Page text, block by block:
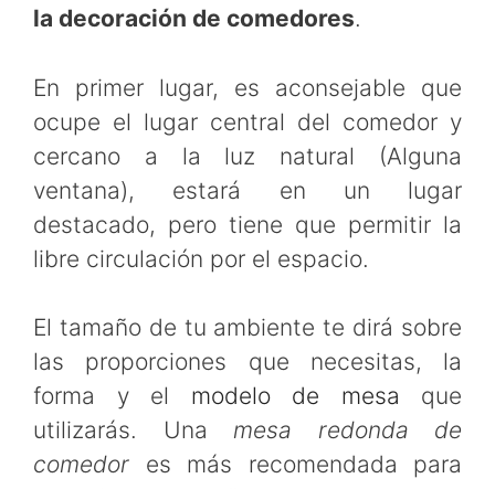
la decoración de comedores.
En primer lugar, es aconsejable que
ocupe el lugar central del comedor y
cercano a la luz natural (Alguna
ventana), estará en un lugar
destacado, pero tiene que permitir la
libre circulación por el espacio.
El tamaño de tu ambiente te dirá sobre
las proporciones que necesitas, la
forma y el modelo de mesa que
utilizarás. Una mesa redonda de
comedor es más recomendada para